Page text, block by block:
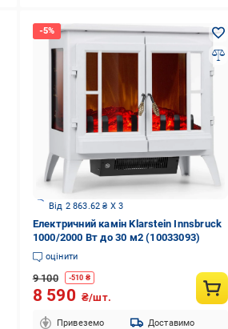
Від 2 863.62 ₴ X 3
Електричний камін Klarstein Innsbruck
1000/2000 Вт до 30 м2 (10033093)
оцінити
9 100 -510 ₴
8 590 ₴/шт.
Привеземо Доставимо